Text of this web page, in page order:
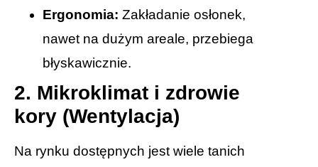
Ergonomia: Zakładanie osłonek,
nawet na dużym areale, przebiega
błyskawicznie.
2. Mikroklimat i zdrowie
kory (Wentylacja)
Na rynku dostępnych jest wiele tanich